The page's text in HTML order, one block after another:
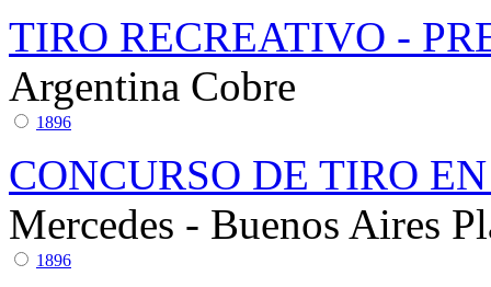
TIRO RECREATIVO -
Argentina Cobre
1896
CONCURSO DE TIRO
Mercedes - Buenos Aires
1896